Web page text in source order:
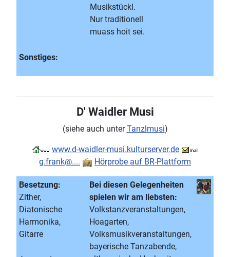
Musikstückl.
Nur traditionell
muass hoit sei.
Sonstiges:
D' Waidler Musi
(siehe auch unterTanzlmusi)
www.d-waidler-musi.kulturserver.de
g.frank@....
Hörprobe auf BR-Plattform
Besetzung:
Zither,
Diatonische
Harmonika,
Gitarre
Bei diesen Gelegenheiten
spielen wir am liebsten:
Volkstanzveranstaltungen,
Hoagarten,
Volksmusikveranstaltungen,
bayerische Tanzabende,